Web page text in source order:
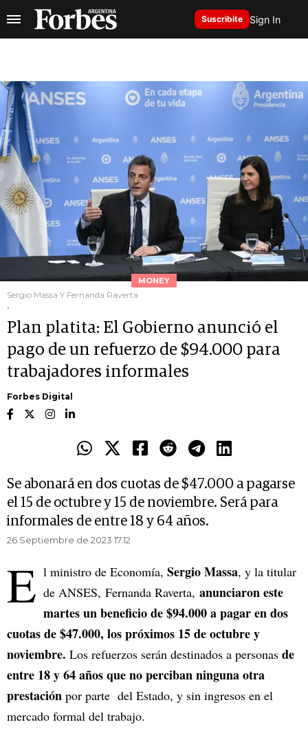
Suscribite Sign In
MONEY
Sergio Massa Y Fernanda Raverta
.
Plan platita: El Gobierno anunció el
pago de un refuerzo de $94.000 para
trabajadores informales
Forbes Digital
Se abonará en dos cuotas de $47.000 a pagarse
el 15 de octubre y 15 de noviembre. Será para
informales de entre 18 y 64 años.
26 Septiembre de 2023 17.12
E l ministro de Economía, Sergio Massa, y la titular
de ANSES, Fernanda Raverta, anunciaron este
martes un beneficio de $94.000 a pagar en dos
cuotas de $47.000, los próximos 15 de octubre y
noviembre. Los refuerzos serán destinados a personas de
entre 18 y 64 años que no perciban ninguna otra
prestación por parte del Estado, y sin ingresos en el
mercado formal del trabajo.